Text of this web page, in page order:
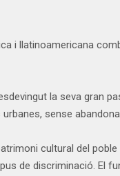
i llatinoamericana
la seva gran
sense
cultural del
de discriminació. El